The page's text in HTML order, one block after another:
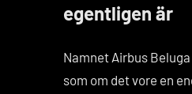
egentligen är
Namnet Airbus
som om det vore en